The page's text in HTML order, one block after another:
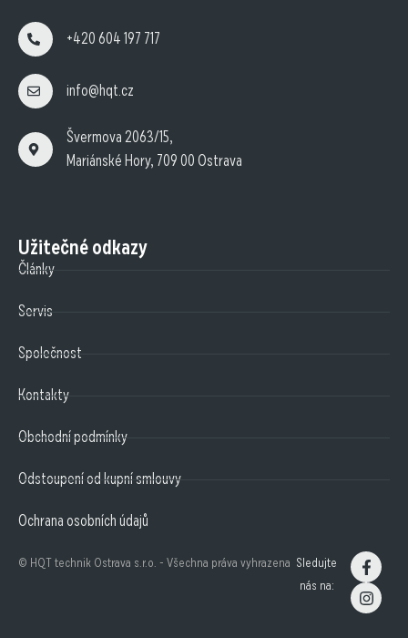
+420 604 197 717
info@hqt.cz
Švermova 2063/15,
Mariánské Hory, 709 00 Ostrava
Užitečné odkazy
Články
Servis
Společnost
Kontakty
Obchodní podmínky
Odstoupení od kupní smlouvy
Ochrana osobních údajů
© HQT technik Ostrava s.r.o. - Všechna práva vyhrazena Sledujte
nás na: